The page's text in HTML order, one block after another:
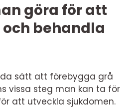
göra för att
behandla
sätt att förebygga grå
vissa steg man kan ta för
att utveckla sjukdomen.